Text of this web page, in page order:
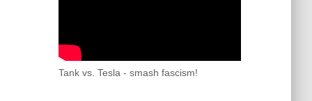
Tank vs. Tesla - smash fascism!